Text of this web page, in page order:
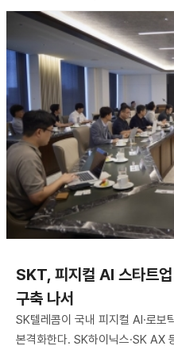
SKT, 피지컬 AI 스타트
구축 나서
SK텔레콤이 국내 피지컬 AI·로보
본격화한다. SK하이닉스·SK AX